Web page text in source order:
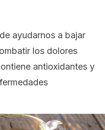
ayudarnos a bajar
los dolores
antioxidantes y